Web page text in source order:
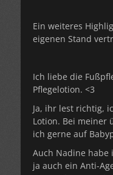
Ein weiteres
eigenen Stand
Ich liebe die
Pflegelotion. <3
Ja, ihr lest richtig,
Lotion. Bei meiner
ich gerne auf
Auch Nadine habe
ja auch ein Anti-